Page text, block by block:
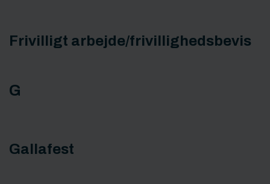
Frivilligt arbejde/frivillighedsbevis
G
Gallafest